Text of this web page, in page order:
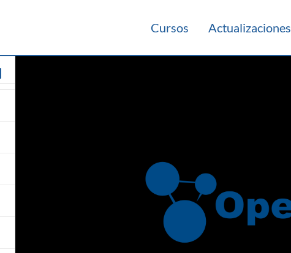
Cursos Actualizaciones